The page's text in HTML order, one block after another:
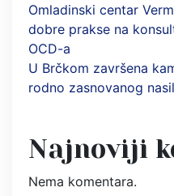
Omladinski centar
dobre prakse na
OCD-a
U Brčkom završena
rodno zasnovanog
Najnoviji
Nema komentara.